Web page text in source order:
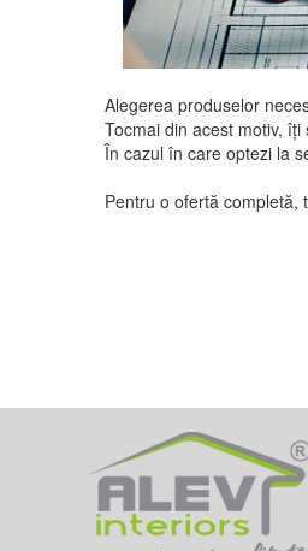
Alegerea produselor
Tocmai din acest motiv,
În cazul în care optezi la
Pentru o ofertă completă,